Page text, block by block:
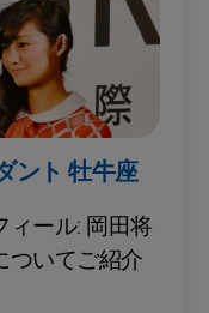
ント 牡牛座
ール: 岡田将
ついてご紹介